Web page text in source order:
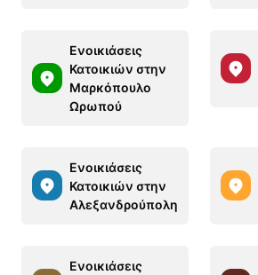
Ενοικιάσεις
Κατοικιών στην
Μαρκόπουλο
Ωρωπού
Ενοικιάσεις
Κατοικιών στην
Αλεξανδρούπολη
Ενοικιάσεις